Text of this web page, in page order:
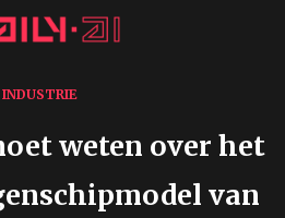
INDUSTRIE
weten over het
van